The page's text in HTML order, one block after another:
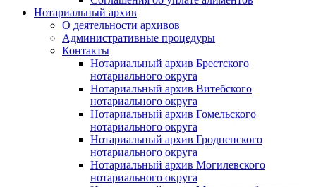
Нотариальный архив
О деятельности архивов
Административные процедуры
Контакты
Нотариальный архив Брестского
нотариального округа
Нотариальный архив Витебского
нотариального округа
Нотариальный архив Гомельского
нотариального округа
Нотариальный архив Гродненского
нотариального округа
Нотариальный архив Могилевского
нотариального округа